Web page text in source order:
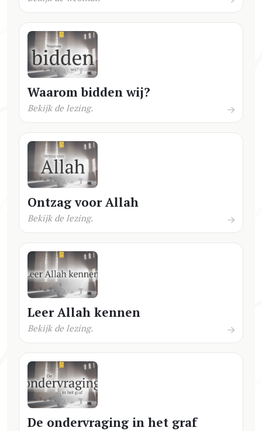
Waarom bidden wij?
Bekijk de lezing.
Ontzag voor Allah
Bekijk de lezing.
Leer Allah kennen
Bekijk de lezing.
De ondervraging in het graf